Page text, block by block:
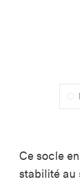
Ce socle
stabilité au